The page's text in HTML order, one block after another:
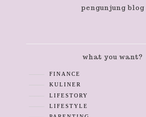
pengunjung blog
what you want?
FINANCE
KULINER
LIFESTORY
LIFESTYLE